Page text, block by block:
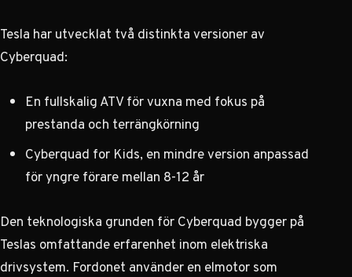
Tesla har utvecklat två distinkta versioner av
Cyberquad:
En fullskalig ATV för vuxna med fokus på
prestanda och terrängkörning
Cyberquad for Kids, en mindre version anpassad
för yngre förare mellan 8-12 år
Den teknologiska grunden för Cyberquad bygger på
Teslas omfattande erfarenhet inom elektriska
drivsystem. Fordonet använder en elmotor som